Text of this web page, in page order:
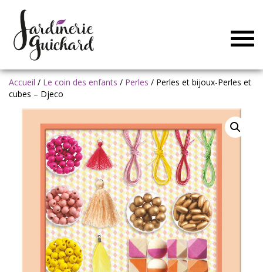
Accueil / Le coin des enfants / Perles / Perles et bijoux-Perles et
cubes – Djeco